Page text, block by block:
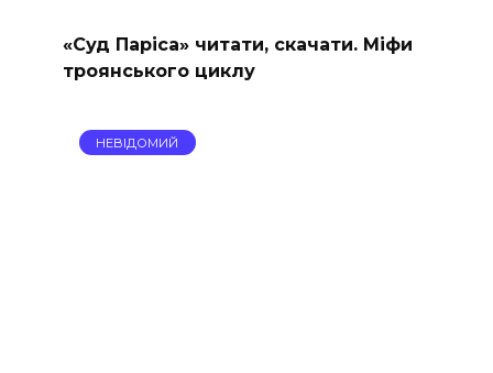
«Суд Паріса» читати, скачати. Міфи
троянського циклу
НЕВІДОМИЙ